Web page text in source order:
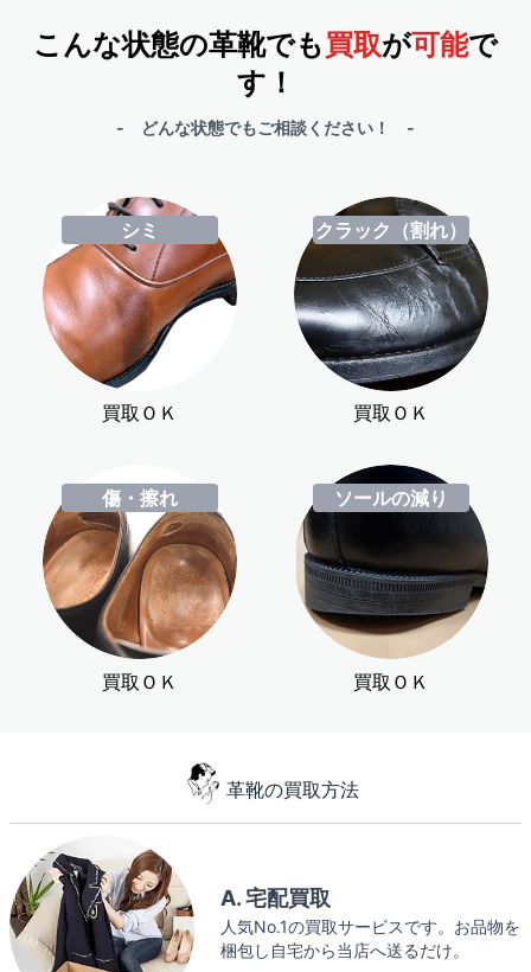
こんな状態の革靴でも買取が可能で
す！
- どんな状態でもご相談ください！ -
シミ
買取ＯＫ
クラック（割れ）
買取ＯＫ
傷・擦れ
買取ＯＫ
ソールの減り
買取ＯＫ
革靴の買取方法
A. 宅配買取
人気No.1の買取サービスです。お品物を
梱包し自宅から当店へ送るだけ。